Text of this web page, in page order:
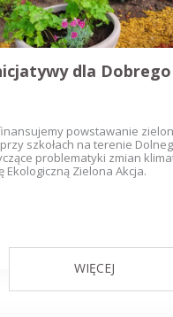
dla
powstawanie
szkołach na terenie
problematyki zmian
Ekologiczną Zielona Akcja.
WIĘCEJ